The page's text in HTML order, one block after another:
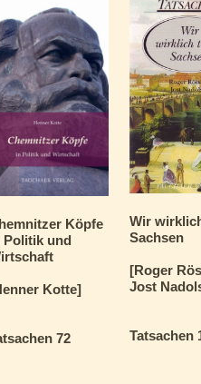
Köpfe
Politik und
Kotte]
72
Wir
Sachsen
[Roger
Jost
Tatsachen